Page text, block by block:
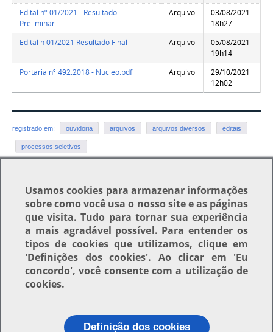
Edital nº 01/2021 - Resultado
Preliminar
Arquivo
03/08/2021
18h27
Edital n 01/2021 Resultado Final
Arquivo
05/08/2021
19h14
Portaria nº 492.2018 - Nucleo.pdf
Arquivo
29/10/2021
12h02
registrado em: ouvidoria arquivos arquivos diversos editais
processos seletivos
Voltar para o topo
Usamoscookies para armazenar informações
sobre como você usa o nosso site e as páginas
que visita. Tudo para tornar sua experiência
a mais agradável possível. Para entender os
tipos de cookies que utilizamos, clique em
'Definições dos cookies'. Ao clicar em 'Eu
concordo', você consente com a utilização de
cookies.